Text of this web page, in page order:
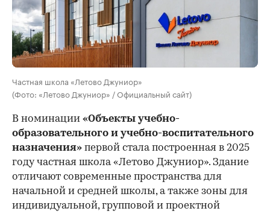
Частная школа «Летово Джуниор»
(Фото: «Летово Джуниор» / Официальный сайт)
В номинации «Объекты учебно-
образовательного и учебно-воспитательного
назначения» первой стала построенная в 2025
году частная школа «Летово Джуниор». Здание
отличают современные пространства для
начальной и средней школы, а также зоны для
индивидуальной, групповой и проектной